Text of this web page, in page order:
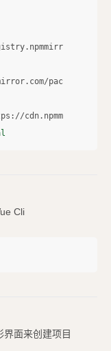
pac
cdn.npmm
Cli
面来创建项目